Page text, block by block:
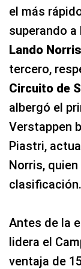
el más
superando a
Lando Norris
tercero,
Circuito de
albergó el
Verstappen
Piastri,
Norris,
clasificación.
Antes de la
lidera el
ventaja de